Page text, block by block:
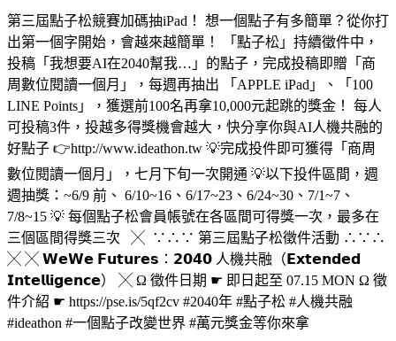
第三屆點子松競賽加碼抽iPad！ 想一個點子有多簡單？從你打
出第一個字開始，會越來越簡單！ 「點子松」持續徵件中，
投稿「我想要AI在2040幫我…」的點子，完成投稿即贈「商
周數位閱讀一個月」，每週再抽出 「APPLE iPad」、「100
LINE Points」，獲選前100名再拿10,000元起跳的獎金！ 每人
可投稿3件，投越多得獎機會越大，快分享你與AI人機共融的
好點子 👉http://www.ideathon.tw 💡完成投件即可獲得「商周
數位閱讀一個月」，七月下旬一次開通 💡以下投件區間，週
週抽獎：~6/9 前、 6/10~16、6/17~23、6/24~30、7/1~7、
7/8~15 💡 每個點子松會員帳號在各區間可得獎一次，最多在
三個區間得獎三次 ╳ ∵∴∵ 第三屆點子松徵件活動 ∴∵∴
╳ ╳ 𝗪𝗲𝗪𝗲 𝗙𝘂𝘁𝘂𝗿𝗲𝘀：𝟮𝟬𝟰𝟬 人機共融（𝗘𝘅𝘁𝗲𝗻𝗱𝗲𝗱
𝗜𝗻𝘁𝗲𝗹𝗹𝗶𝗴𝗲𝗻𝗰𝗲） ╳ Ω 徵件日期 ☛ 即日起至 07.15 MON Ω 徵
件介紹 ☛ https://pse.is/5qf2cv #2040年 #點子松 #人機共融
#ideathon #一個點子改變世界 #萬元獎金等你來拿